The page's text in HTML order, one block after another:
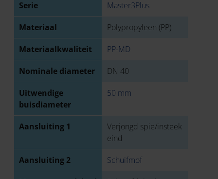
Serie Master3Plus
Materiaal Polypropyleen (PP)
Materiaalkwaliteit PP-MD
Nominale diameter DN 40
Uitwendige
buisdiameter
50 mm
Aansluiting 1
Verjongd spie/insteek
eind
Aansluiting 2 Schuifmof